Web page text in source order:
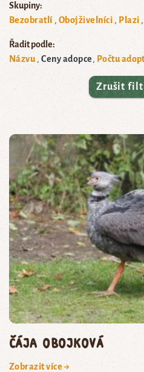
Skupiny:
Bezobratlí
Obojživelníci Plazi
Řadit podle:
Názvu
Ceny adopce Počtu
Zrušit
čája obojková
Zobrazit více →